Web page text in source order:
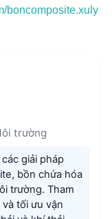
boncomposite.xuly
trường
giải pháp
bồn chứa hóa
trường. Tham
tối ưu vận